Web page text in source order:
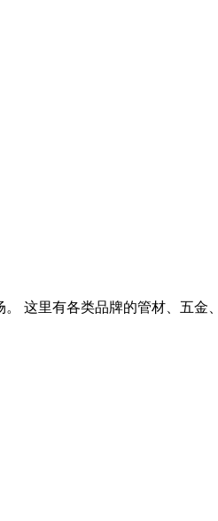
这里有各类品牌的管材、五